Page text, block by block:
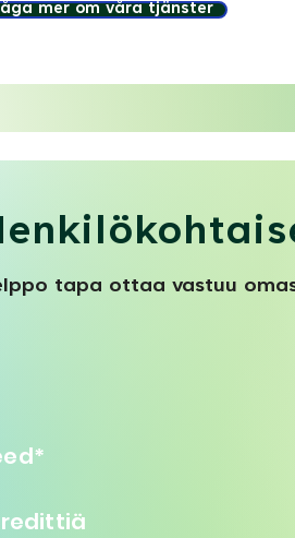
mer om våra tjänster
tapa ottaa vastuu